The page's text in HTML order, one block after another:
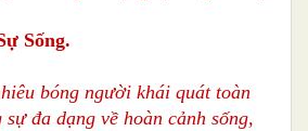
Sống.
bóng người khái quát toàn
đa dạng về hoàn cảnh sống,